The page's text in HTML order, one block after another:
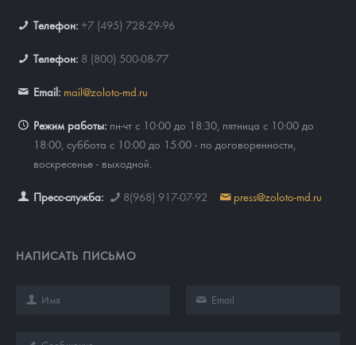
Телефон: +7 (495) 728-29-96
Телефон: 8 (800) 500-08-77
Email: mail@zoloto-md.ru
Режим работы: пн-чт с 10:00 до 18:30, пятница с 10:00 до
18:00, суббота с 10:00 до 15:00 - по договоренности,
воскресенье - выходной.
Пресс-служба: 8(968) 917-07-92 press@zoloto-md.ru
НАПИСАТЬ ПИСЬМО